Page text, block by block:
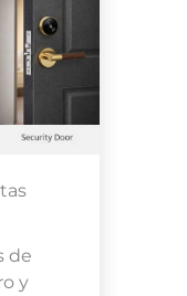
de
y